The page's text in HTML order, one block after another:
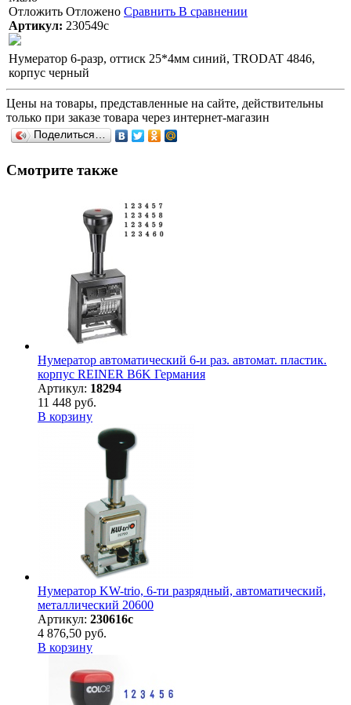
Отложить Отложено Сравнить В сравнении
Артикул: 230549с
Нумератор 6-разр, оттиск 25*4мм синий, TRODAT 4846,
корпус черный
Цены на товары, представленные на сайте, действительны
только при заказе товара через интернет-магазин
Поделиться…
Смотрите также
Нумератор автоматический 6-и раз. автомат. пластик.
корпус REINER B6K Германия
Артикул: 18294
11 448 руб.
В корзину
Нумератор KW-trio, 6-ти разрядный, автоматический,
металлический 20600
Артикул: 230616с
4 876,50 руб.
В корзину